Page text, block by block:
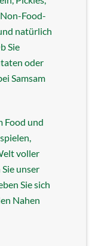
Food-
natürlich
Sie
oder
Samsam
Food und
voller
unser
Sie sich
Nahen